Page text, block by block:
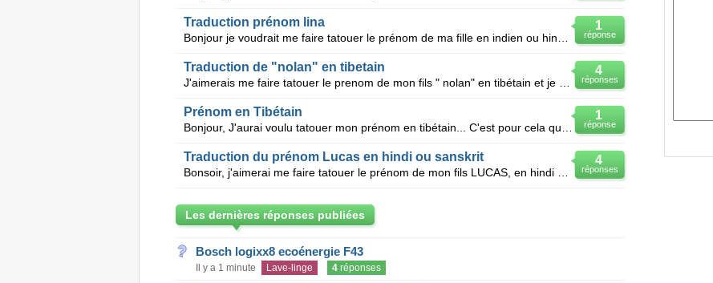
1
réponse
Traduction prénom lina
4
réponses
Traduction de "nolan" en tibetain
1
réponse
Prénom en Tibétain
4
réponses
Traduction du prénom Lucas en hindi ou sanskrit
Les dernières réponses publiées
Bosch logixx8 ecoénergie F43
Il y a 1 minute Lave-linge 4réponses